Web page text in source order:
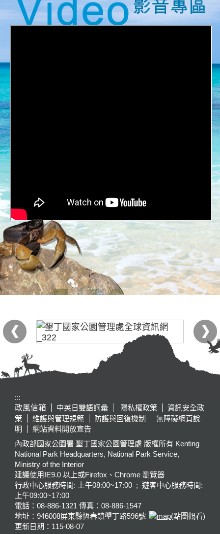
:::
政風信箱
中英日雙語詞彙 隱私權政策
資訊安全政
策
維護與管理規範 防護與回復機制
無障礙網頁說
明
網站資料開放宣告
內政部國家公園署 墾丁國家公園管理處 版權所有 Kenting
National Park Headquarters, National Park Service,
Ministry of the Interior
建議使用IE9.0 以上或Firefox、Chrome 瀏覽器
行政中心服務時間: 上午08:00~17:00 ; 遊客中心服務時間:
上午09:00~17:00
電話：08-886-1321 傳真：08-886-1547
地址：946008屏東縣恆春鎮墾丁路596號
(點圖觀看)
更新日期： 115-08-07